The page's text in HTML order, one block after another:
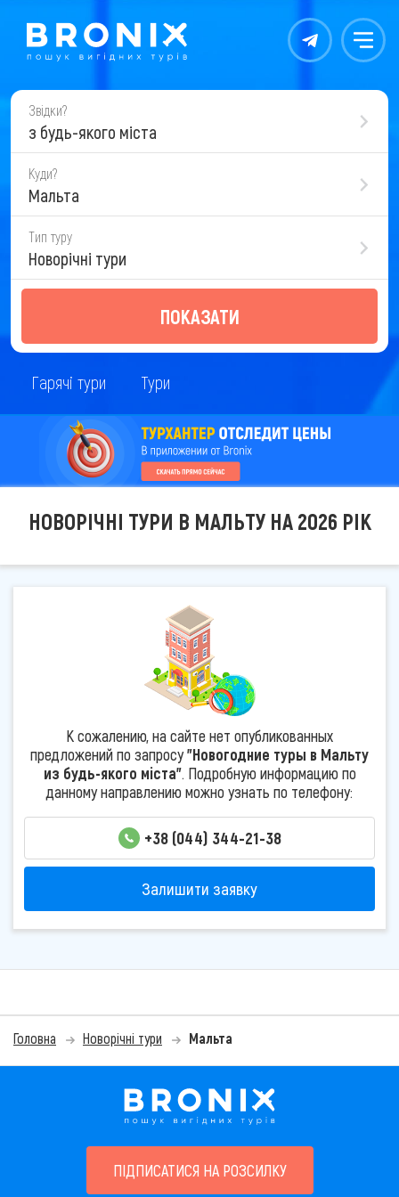
Контакты Меню
Звідки?
з будь-якого міста
Куди?
Мальта
Тип туру
Новорічні тури
ПОКАЗАТИ
Гарячі тури Тури
НОВОРІЧНІ ТУРИ В МАЛЬТУ НА 2026 РІК
К сожалению, на сайте нет опубликованных
предложений по запросу"Новогодние туры в Мальту
из будь-якого міста". Подробную информацию по
данному направлению можно узнать по телефону:
+38 (044) 344-21-38
Залишити заявку
Головна Новорічні тури Мальта
ПІДПИСАТИСЯ НА РОЗСИЛКУ